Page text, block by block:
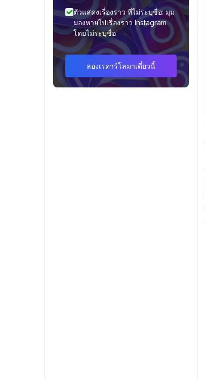
ตัวแสดงเรื่องราว ที่ไม่ระบุชื่อ: มุม
มองหายไปเรื่องราว Instagram
โดยไม่ระบุชื่อ
ลองเรดาร์โลมาเดี๋ยวนี้